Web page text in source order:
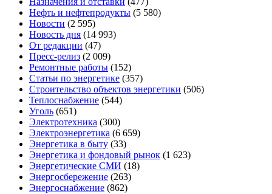
Нефть и нефтепродукты (5 580)
Новости (2 595)
Новость дня (14 993)
От редакции (47)
Пресс-релиз (2 009)
Ремонтные работы (152)
Статьи по энергетике (357)
Строительство объектов энергетики (506)
Теплоснабжение (544)
Уголь (651)
Электротехника (300)
Электроэнергетика (6 659)
Энергетика в быту (33)
Энергетика и фондовый рынок (1 623)
Энергетические СМИ (18)
Энергосбережение (263)
Энергоснабжение (862)